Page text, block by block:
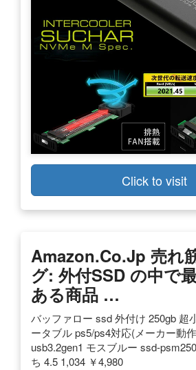
Click to visit
Amazon.co.jp 売れ
グ: 外付SSD の中で
ある商品 …
バッファロー ssd 外付け 250gb 超
ータブル ps5/ps4対応(メーカー動
usb3.2gen1 モスブルー ssd-
ち 4.5 1,034 ￥4,980